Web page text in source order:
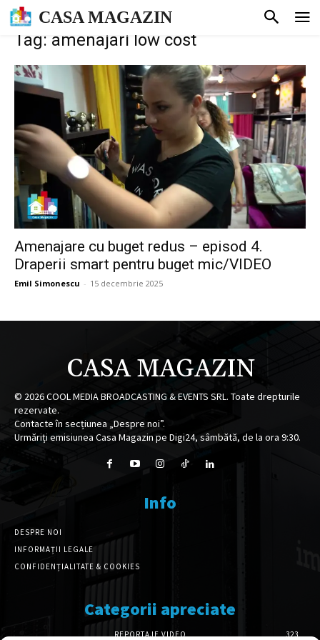
CASA MAGAZIN
Tag: amenajari low cost
Amenajare cu buget redus – episod 4.
Draperii smart pentru buget mic/VIDEO
Emil Simonescu - 15 decembrie 2025
CASA MAGAZIN
© 2026COOL MEDIA BROADCASTING & EVENTS SRL. Toate drepturile
rezervate.
Contacte în secțiunea „Despre noi”.
Urmăriți emisiunea Casa Magazin pe Digi24, sâmbătă, de la ora 9:30.
Info
DESPRE NOI
INFORMAȚII LEGALE
CONFIDENȚIALITATE & COOKIES
Categorii apreciate
REPORTAJE VIDEO 323